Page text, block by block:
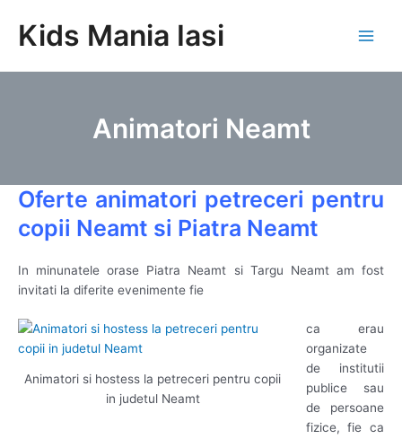
contentKids Mania Iasi
Animatori Neamt
Oferte animatori petreceri pentru
copii Neamt si Piatra Neamt
In minunatele orase Piatra Neamt si Targu Neamt am fost
invitati la diferite evenimente fie
Animatori si hostess la petreceri pentru copii
in judetul Neamt
ca erau
organizate
de institutii
publice sau
de persoane
fizice, fie ca